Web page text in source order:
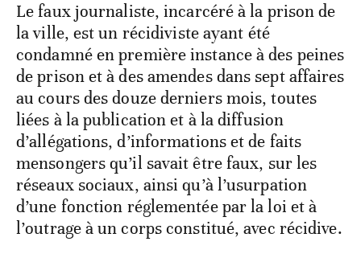
Le faux journaliste, incarcéré à la prison de
la ville, est un récidiviste ayant été
condamné en première instance à des peines
de prison et à des amendes dans sept affaires
au cours des douze derniers mois, toutes
liées à la publication et à la diffusion
d’allégations, d’informations et de faits
mensongers qu’il savait être faux, sur les
réseaux sociaux, ainsi qu’à l’usurpation
d’une fonction réglementée par la loi et à
l’outrage à un corps constitué, avec récidive.